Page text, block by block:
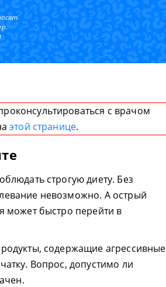
с врачом
этой странице.
строгую диету. Без
невозможно. А острый
может быстро перейти в
содержащие агрессивные
Вопрос, допустимо ли